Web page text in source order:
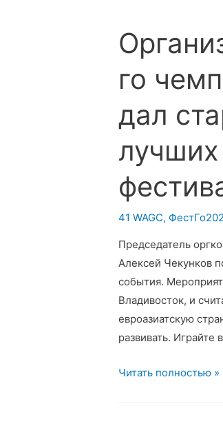
го
дал
41 WAGC,
Председатель
Алексей Чекунков
события.
Владивосток, и
евроазиатскую
развивать.
Организационный
Читать полностью »